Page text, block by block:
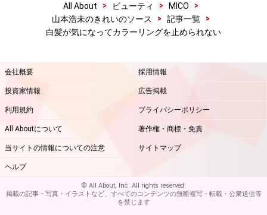
All About > ビューティ > MICO
>
山本浩未のきれいのソース
> 記事一覧
>
白髪が気になってカラーリングを止められない
会社概要 採用情報
投資家情報 広告掲載
利用規約 プライバシーポリシー
All Aboutについて 著作権・商標・免責
当サイトの情報についての注意 サイトマップ
ヘルプ
© All About, Inc. All rights reserved.
掲載の記事・写真・イラストなど、すべてのコンテンツの無断複写・転載・公衆送信等
を禁じます